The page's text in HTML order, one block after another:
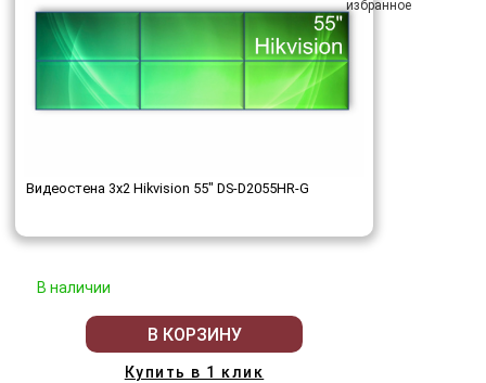
Видеостена 3x2 Hikvision 55" DS-D2055HR-G
В наличии
В КОРЗИНУ
Купить в 1 клик